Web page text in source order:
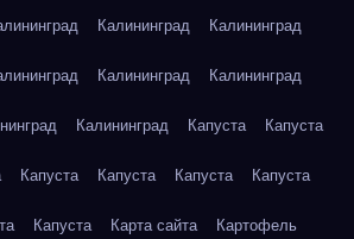
Калининград Калининград
Калининград Калининград
Калининград Капуста Капуста
Капуста Капуста Капуста Капуста
Капуста Карта сайта Картофель